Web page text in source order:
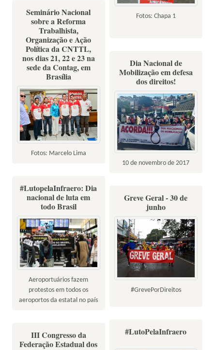
Fotos: Chapa 1
Seminário Nacional
sobre a Reforma
Trabalhista,
Organização e Ação
Política da CNTTL,
nos dias 21, 22 e 23 na
sede da Contag, em
Brasília
Fotos: Marcelo Lima
Dia Nacional de
Mobilização em defesa
dos direitos!
10 de novembro de 2017
#LutopelaInfraero: Dia
nacional de luta em
todo Brasil
Aeroportuários fazem
protestos em todos os
aeroportos da estatal no país
Greve Geral - 30 de
junho
#GrevePorDireitos
#LutoPelaInfraero
III Congresso da
Federação Estadual dos